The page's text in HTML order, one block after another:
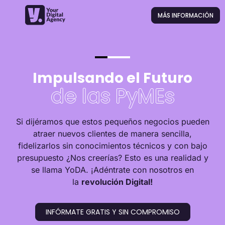
MÁS INFORMACIÓN
Impulsando el Futuro
de las PyMEs
Si dijéramos que estos pequeños negocios pueden
atraer nuevos clientes de manera sencilla,
fidelizarlos sin conocimientos técnicos y con bajo
presupuesto ¿Nos creerías? Esto es una realidad y
se llama YoDA. ¡Adéntrate con nosotros en
la revolución Digital!
INFÓRMATE GRATIS Y SIN COMPROMISO